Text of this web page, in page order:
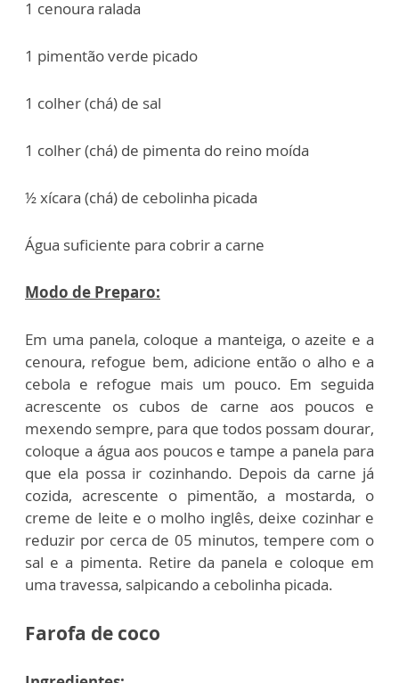
1 cenoura ralada
1 pimentão verde picado
1 colher (chá) de sal
1 colher (chá) de pimenta do reino moída
½ xícara (chá) de cebolinha picada
Água suficiente para cobrir a carne
Modo de Preparo:
Em uma panela, coloque a manteiga, o azeite e a
cenoura, refogue bem, adicione então o alho e a
cebola e refogue mais um pouco. Em seguida
acrescente os cubos de carne aos poucos e
mexendo sempre, para que todos possam dourar,
coloque a água aos poucos e tampe a panela para
que ela possa ir cozinhando. Depois da carne já
cozida, acrescente o pimentão, a mostarda, o
creme de leite e o molho inglês, deixe cozinhar e
reduzir por cerca de 05 minutos, tempere com o
sal e a pimenta. Retire da panela e coloque em
uma travessa, salpicando a cebolinha picada.
Farofa de coco